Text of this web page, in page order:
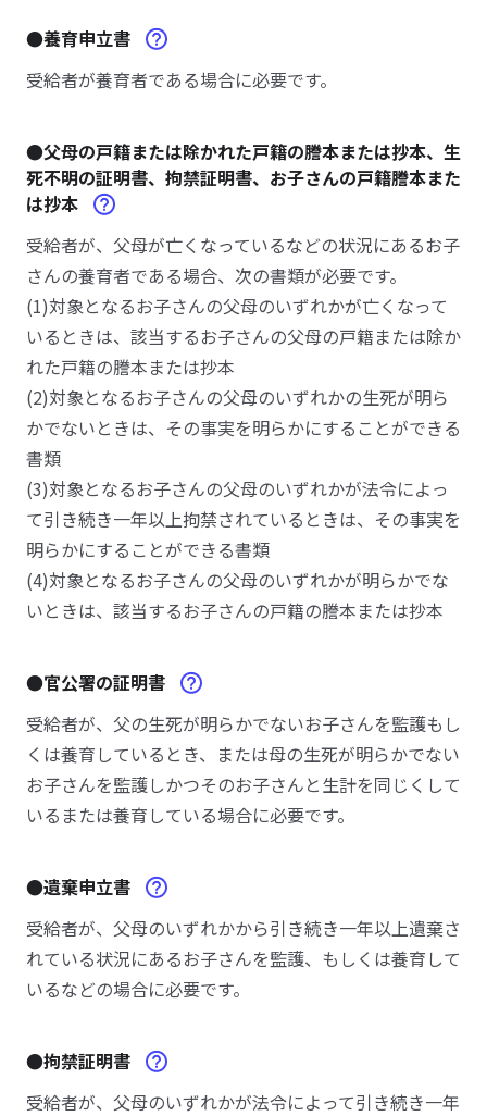
●養育申立書
受給者が養育者である場合に必要です。
●父母の戸籍または除かれた戸籍の謄本または抄本、生
死不明の証明書、拘禁証明書、お子さんの戸籍謄本また
は抄本
受給者が、父母が亡くなっているなどの状況にあるお子
さんの養育者である場合、次の書類が必要です。
(1)対象となるお子さんの父母のいずれかが亡くなって
いるときは、該当するお子さんの父母の戸籍または除か
れた戸籍の謄本または抄本
(2)対象となるお子さんの父母のいずれかの生死が明ら
かでないときは、その事実を明らかにすることができる
書類
(3)対象となるお子さんの父母のいずれかが法令によっ
て引き続き一年以上拘禁されているときは、その事実を
明らかにすることができる書類
(4)対象となるお子さんの父母のいずれかが明らかでな
いときは、該当するお子さんの戸籍の謄本または抄本
●官公署の証明書
受給者が、父の生死が明らかでないお子さんを監護もし
くは養育しているとき、または母の生死が明らかでない
お子さんを監護しかつそのお子さんと生計を同じくして
いるまたは養育している場合に必要です。
●遺棄申立書
受給者が、父母のいずれかから引き続き一年以上遺棄さ
れている状況にあるお子さんを監護、もしくは養育して
いるなどの場合に必要です。
●拘禁証明書
受給者が、父母のいずれかが法令によって引き続き一年